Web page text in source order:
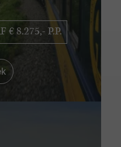
€ 8.275,- P.P.